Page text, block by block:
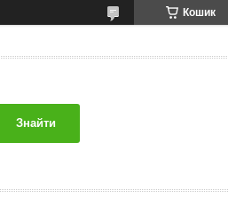
Кошик
Знайти